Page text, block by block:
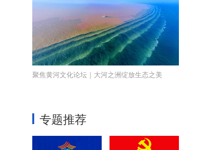
聚焦黄河文化论坛｜大河之洲绽放生态之美
专题推荐